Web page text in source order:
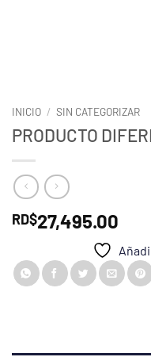
INICIO / SIN CATEGORIZAR
PRODUCTO
RD$27,495.00